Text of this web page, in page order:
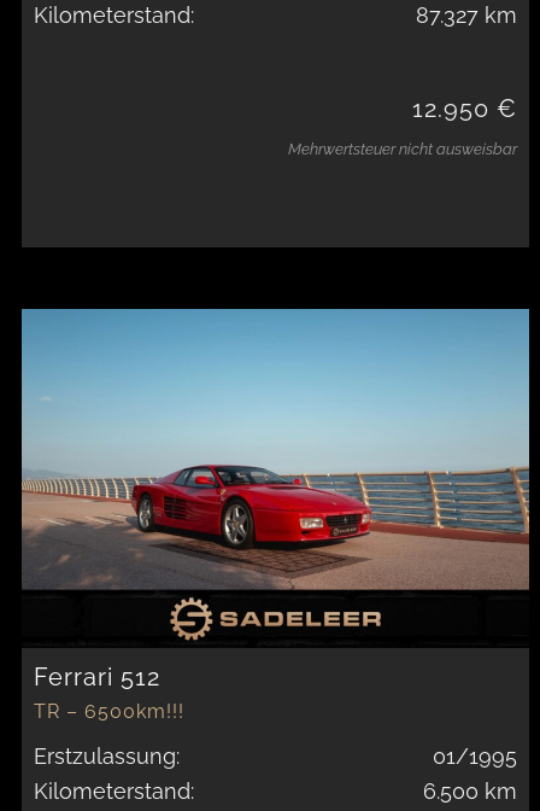
Kilometerstand:
87.327 km
12.950 €
Mehrwertsteuer nicht ausweisbar
Ferrari 512
TR – 6500km!!!
Erstzulassung:
01/1995
Kilometerstand:
6.500 km